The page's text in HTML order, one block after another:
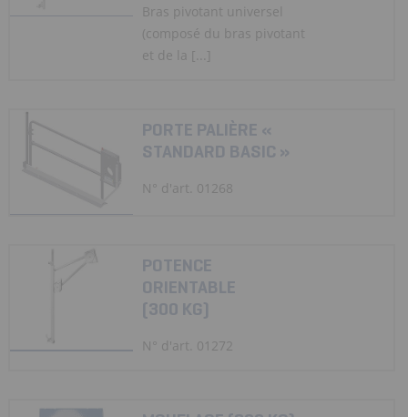
Bras pivotant universel
(composé du bras pivotant
et de la [...]
PORTE PALIÈRE «
STANDARD BASIC »
N° d'art. 01268
POTENCE
ORIENTABLE
(300 KG)
N° d'art. 01272